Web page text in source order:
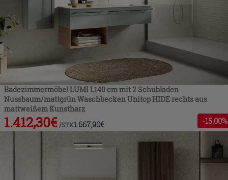
Badezimmermöbel LUMI L140 cm mit 2 Schubladen
Nussbaum/mattgrün Waschbecken Unitop HIDE rechts aus
mattweißem Kunstharz
1.412,30€ /STK1.667,90€ -15,00%